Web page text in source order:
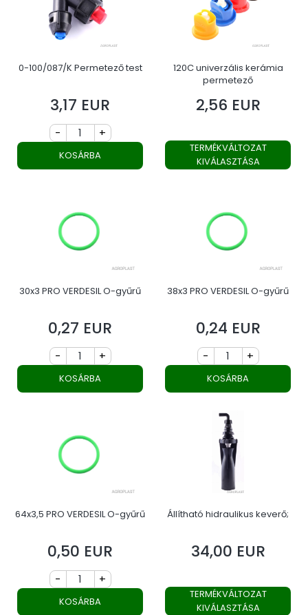
0-100/087/K Permetező test
Ár
3,17 EUR
- +
KOSÁRBA
120C univerzális kerámia
permetező
Ár
2,56 EUR
TERMÉKVÁLTOZAT
KIVÁLASZTÁSA
30x3 PRO VERDESIL O-gyűrű
Ár
0,27 EUR
- +
KOSÁRBA
38x3 PRO VERDESIL O-gyűrű
Ár
0,24 EUR
- +
KOSÁRBA
64x3,5 PRO VERDESIL O-gyűrű
Ár
0,50 EUR
- +
KOSÁRBA
Állítható hidraulikus keverő;
Ár
34,00 EUR
TERMÉKVÁLTOZAT
KIVÁLASZTÁSA